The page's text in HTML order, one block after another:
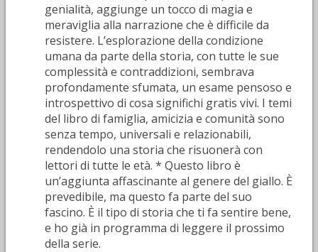
genialità, aggiunge un tocco di magia e
meraviglia alla narrazione che è difficile da
resistere. L’esplorazione della condizione
umana da parte della storia, con tutte le sue
complessità e contraddizioni, sembrava
profondamente sfumata, un esame pensoso e
introspettivo di cosa significhi gratis vivi. I temi
del libro di famiglia, amicizia e comunità sono
senza tempo, universali e relazionabili,
rendendolo una storia che risuonerà con
lettori di tutte le età. * Questo libro è
un’aggiunta affascinante al genere del giallo. È
prevedibile, ma questo fa parte del suo
fascino. È il tipo di storia che ti fa sentire bene,
e ho già in programma di leggere il prossimo
della serie.